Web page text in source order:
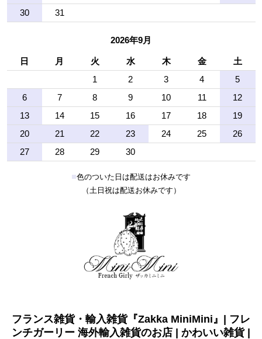
30
31
2026年9月
日 月 火 水 木 金
土
1
2 3 4
5
6
7 8 9 10 11
12
13
14 15 16 17 18
19
20
21 22 23 24 25
26
27
28 29 30
■色のついた日は配送はお休みです
（土日祝は配送お休みです）
フランス雑貨・輸入雑貨『Zakka MiniMini』| フレ
ンチガーリー 海外輸入雑貨のお店 | かわいい雑貨 |